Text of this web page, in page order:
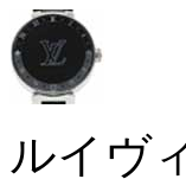
ルイヴ